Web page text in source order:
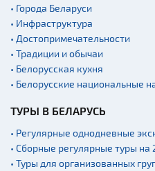
• Города Беларуси
• Инфраструктура
• Достопримечательности
• Традиции и обычаи
• Белорусская кухня
• Белорусские национальные
ТУРЫ В БЕЛАРУСЬ
• Регулярные однодневные
• Сборные регулярные туры на
• Туры для организованных